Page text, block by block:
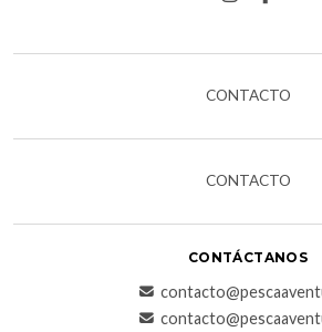
CONTACTO
CONTACTO
CONTÁCTANOS